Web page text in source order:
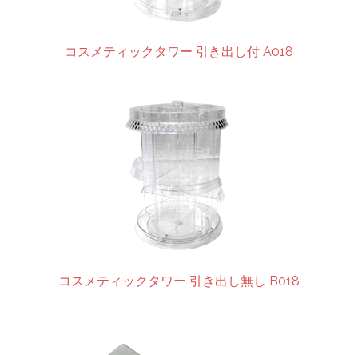
コスメティックタワー 引き出し付 A018
コスメティックタワー 引き出し無し B018